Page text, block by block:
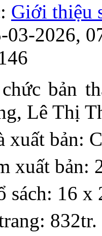
Giới thiệu
03-2026,
bản
Lê Thị
xuất bản:
xuất bản:
sách: 16 x
832tr.